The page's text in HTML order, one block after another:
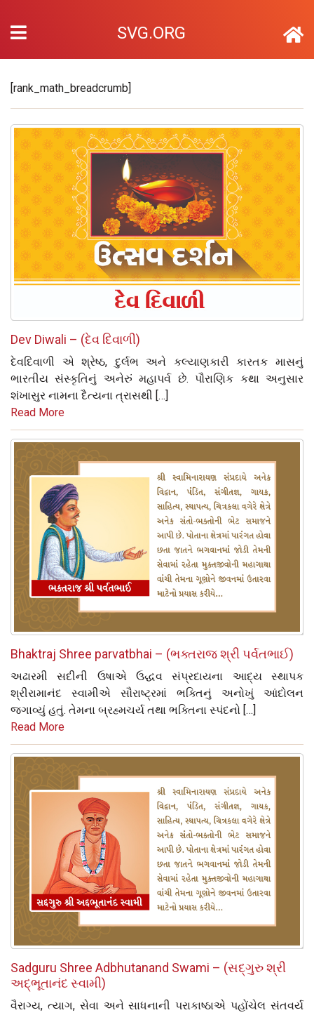
SVG.ORG
[rank_math_breadcrumb]
Dev Diwali – (દેવ દિવાળી)
દેવદિવાળી એ શ્રેષ્ઠ, દુર્લભ અને કલ્યાણકારી કારતક માસનું
ભારતીય સંસ્કૃતિનું અનેરું મહાપર્વ છે. પૌરાણિક કથા અનુસાર
શંખાસુર નામના દૈત્યના ત્રાસથી […]
Read More
Bhaktraj Shree parvatbhai – (ભક્તરાજ શ્રી પર્વતભાઈ)
અઢારમી સદીની ઉષાએ ઉદ્ધવ સંપ્રદાયના આદ્ય સ્થાપક
શ્રીરામાનંદ સ્વામીએ સૌરાષ્ટ્રમાં ભક્તિનું અનોખું આંદોલન
જગાવ્યું હતું. તેમના બ્રહ્મચર્ય તથા ભક્તિના સ્પંદનો […]
Read More
Sadguru Shree Adbhutanand Swami – (સદ્‌ગુરુ શ્રી
અદ્‌ભૂતાનંદ સ્વામી)
વૈરાગ્ય, ત્યાગ, સેવા અને સાધનાની પરાકાષ્ઠાએ પહોંચેલ સંતવર્ય